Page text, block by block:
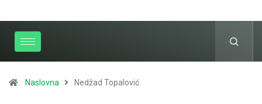
Naslovna Nedžad Topalović